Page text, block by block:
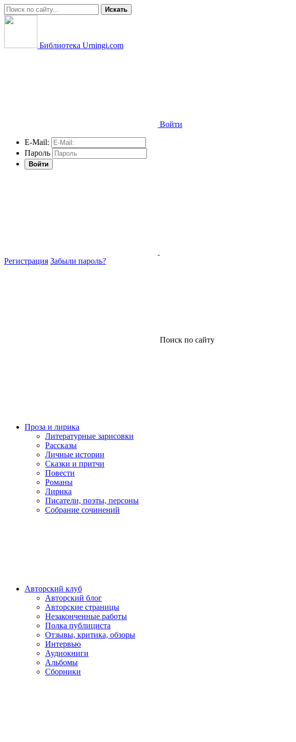
Искать
Библиотека Urningi.com
Войти
E-Mail:
Пароль
Войти
Регистрация Забыли пароль?
Поиск по сайту
Проза и лирика
Литературные зарисовки
Рассказы
Личные истории
Сказки и притчи
Повести
Романы
Лирика
Писатели, поэты, персоны
Собрание сочинений
Авторский клуб
Авторский блог
Авторские страницы
Незаконченные работы
Полка публициста
Отзывы, критика, обзоры
Интервью
Аудиокниги
Альбомы
Сборники